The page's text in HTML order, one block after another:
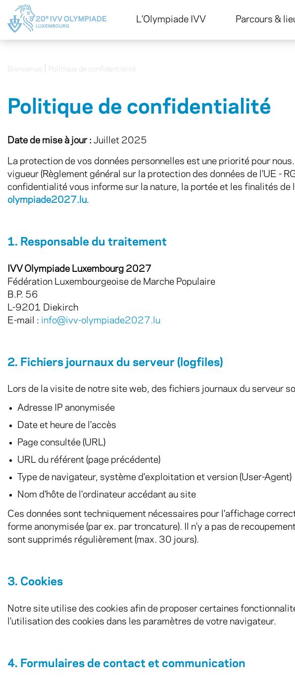
L’Olympiade IVV Parcours &
Bienvenue Politique de confidentialité
Politique de confidentialité
Date de mise à jour : Juillet 2025
La protection de vos données personnelles est une priorité pour
vigueur (Règlement général sur la protection des données de l'UE -
confidentialité vous informe sur la nature, la portée et les finalités
olympiade2027.lu.
1. Responsable du traitement
IVV Olympiade Luxembourg 2027
Fédération Luxembourgeoise de Marche Populaire
B.P. 56
L-9201 Diekirch
E-mail : info@ivv-olympiade2027.lu
2. Fichiers journaux du serveur (logfiles)
Lors de la visite de notre site web, des fichiers journaux du serveur
Adresse IP anonymisée
Date et heure de l'accès
Page consultée (URL)
URL du référent (page précédente)
Type de navigateur, système d'exploitation et version (User-Agent)
Nom d'hôte de l'ordinateur accédant au site
Ces données sont techniquement nécessaires pour l'affichage
forme anonymisée (par ex. par troncature). Il n'y a pas de
sont supprimés régulièrement (max. 30 jours).
3. Cookies
Notre site utilise des cookies afin de proposer certaines
l'utilisation des cookies dans les paramètres de votre navigateur.
4. Formulaires de contact et communication